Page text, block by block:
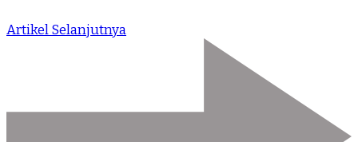
Artikel Selanjutnya